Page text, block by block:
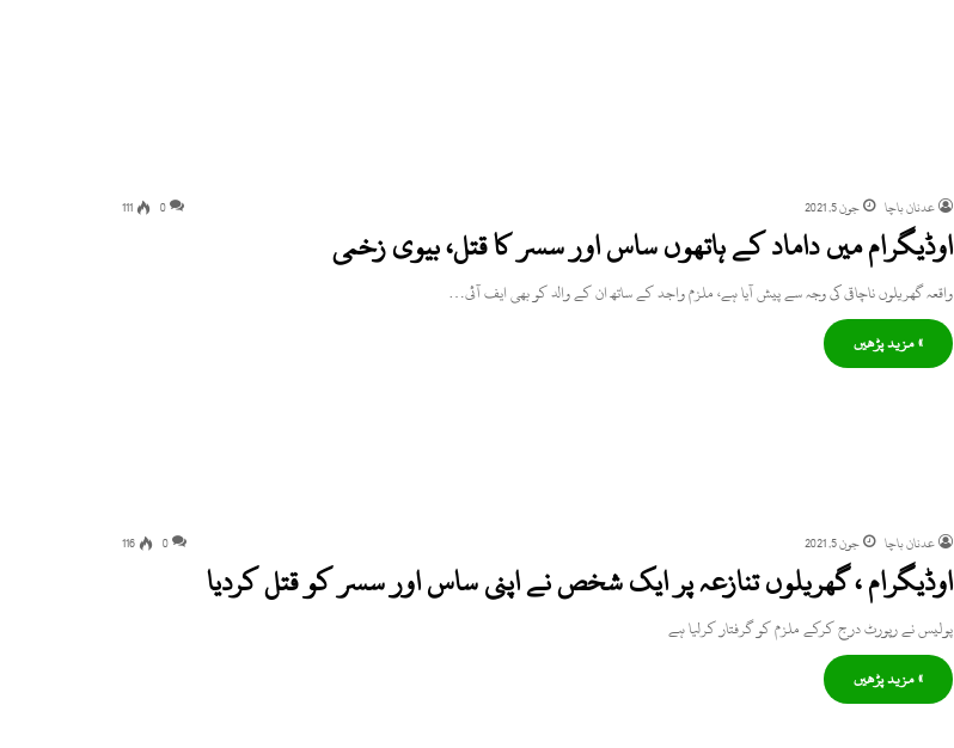
عدنان باچا جون 5, 2021 0
111
اوڈیگرام میں داماد کے ہاتھوں ساس اور سسر کا قتل، بیوی زخمی
واقعہ گھریلوں ناچاقی کی وجہ سے پیش آیا ہے، ملزم واجد کے ساتھ ان کے والد کو بھی ایف آئی…
» مزید پڑھیں
عدنان باچا جون 5, 2021 0
116
اوڈیگرام ، گھریلوں تنازعہ پر ایک شخص نے اپنی ساس اور سسر کو قتل کردیا
پولیس نے رپورٹ درج کرکے ملزم کو گرفتار کرلیا ہے
» مزید پڑھیں